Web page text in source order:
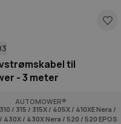
til
- 3 meter
AUTOMOWER®
/ 315 / 315X / 405X / 410XE Nera /
430X / 430X Nera / 520 / 520 EPOS